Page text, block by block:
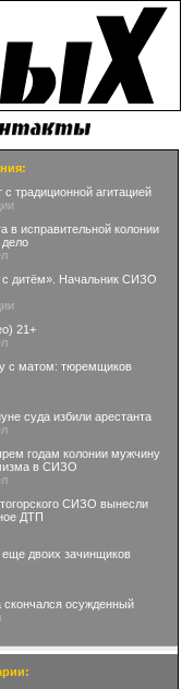
традиционной агитацией
в исправительной колонии
дело
с дитём». Начальник СИЗО
21+
с матом: тюремщиков
суда избили арестанта
годам колонии мужчину
в СИЗО
СИЗО вынесли
ДТП
еще двоих зачинщиков
осужденный